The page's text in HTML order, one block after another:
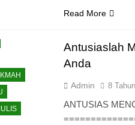
Read More
Antusiaslah
Anda
Admin 8
ANTUSIAS